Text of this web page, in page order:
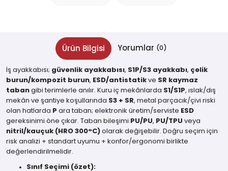
Ürün Bilgisi Yorumlar (0)
İş ayakkabısı; güvenlik ayakkabısı, S1P/S3 ayakkabı, çelik
burun/kompozit burun, ESD/antistatik ve SR kaymaz
taban gibi terimlerle anılır. Kuru iç mekânlarda S1/S1P, ıslak/dış
mekân ve şantiye koşullarında S3 + SR, metal parçacık/çivi riski
olan hatlarda P ara taban; elektronik üretim/serviste ESD
gereksinimi öne çıkar. Taban bileşimi PU/PU, PU/TPU veya
nitril/kauçuk (HRO 300°C) olarak değişebilir. Doğru seçim için
risk analizi + standart uyumu + konfor/ergonomi birlikte
değerlendirilmelidir.
Sınıf Seçimi (özet):